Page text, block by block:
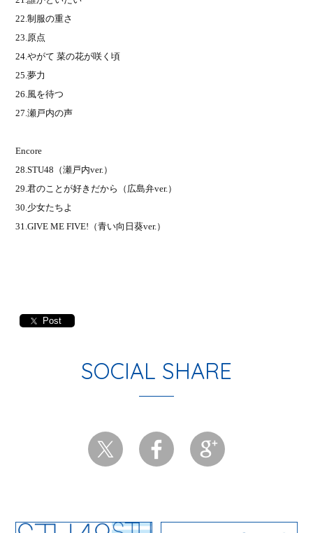
22.制服の重さ
23.原点
24.やがて 菜の花が咲く頃
25.夢力
26.風を待つ
27.瀬戸内の声
Encore
28.STU48 （瀬戸内ver.）
29.君のことが好きだから（広島弁ver.）
30.少女たちよ
31.GIVE ME FIVE! （青い向日葵ver.）
Post
SOCIAL SHARE